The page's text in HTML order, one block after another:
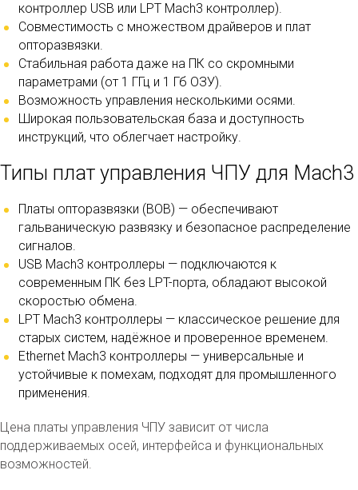
контроллер USB или LPT Mach3 контроллер).
Совместимость с множеством драйверов и плат
опторазвязки.
Стабильная работа даже на ПК со скромными
параметрами (от 1 ГГц и 1 Гб ОЗУ).
Возможность управления несколькими осями.
Широкая пользовательская база и доступность
инструкций, что облегчает настройку.
Типы плат управления ЧПУ для Mach3
Платы опторазвязки (BOB) — обеспечивают
гальваническую развязку и безопасное распределение
сигналов.
USB Mach3 контроллеры — подключаются к
современным ПК без LPT-порта, обладают высокой
скоростью обмена.
LPT Mach3 контроллеры — классическое решение для
старых систем, надёжное и проверенное временем.
Ethernet Mach3 контроллеры — универсальные и
устойчивые к помехам, подходят для промышленного
применения.
Цена платы управления ЧПУ зависит от числа
поддерживаемых осей, интерфейса и функциональных
возможностей.